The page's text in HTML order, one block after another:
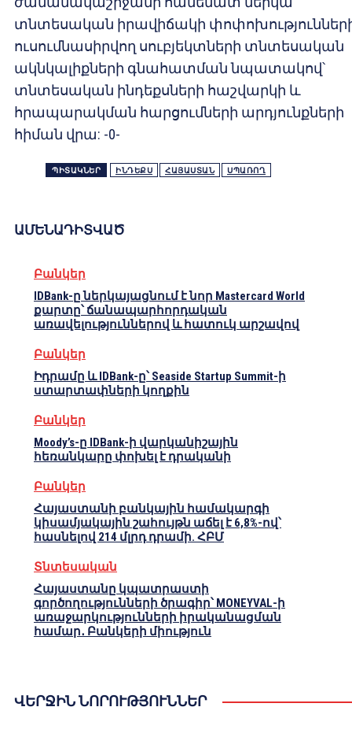
տնտեսական իրավիճակի
ուսումնասիրվող սուբյեկտների տնտեսական
ակնկալիքների գնահատման նպատակով՝
տնտեսական ինդեքսների հաշվարկի և
հրապարակման հարցումների արդյունքների
հիման վրա: -0-
ՊԻՏԱԿՆԵՐ ԻՆԴԵՔՍ ՀԱՅԱՍՏԱՆ ՍՊԱՌՈՂ
ԱՄԵՆԱԴԻՏՎԱԾ
Բանկեր
IDBank-ը ներկայացնում է նոր Mastercard World
քարտը՝ ճանապարհորդական
առավելություններով և հատուկ արշավով
Բանկեր
Իդրամը և IDBank-ը՝ Seaside Startup Summit-ի
ստարտափների կողքին
Բանկեր
Moody’s-ը IDBank-ի վարկանիշային
հեռանկարը փոխել է դրականի
Բանկեր
Հայաստանի բանկային համակարգի
կիսամյակային շահույթն աճել է 6,8%-ով՝
հասնելով 214 մլրդ դրամի. ՀԲՄ
Տնտեսական
Հայաստանը կպատրաստի
գործողությունների ծրագիր՝ MONEYVAL-ի
առաջարկությունների իրականացման
համար․ Բանկերի միություն
ՎԵՐՋԻՆ ՆՈՐՈՒԹՅՈՒՆՆԵՐ